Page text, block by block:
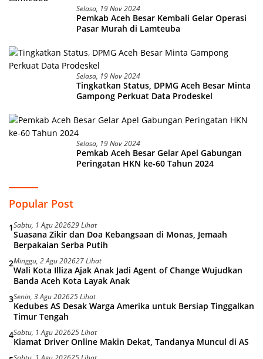
Selasa, 19 Nov 2024
Pemkab Aceh Besar Kembali Gelar Operasi
Pasar Murah di Lamteuba
Selasa, 19 Nov 2024
Tingkatkan Status, DPMG Aceh Besar Minta
Gampong Perkuat Data Prodeskel
Selasa, 19 Nov 2024
Pemkab Aceh Besar Gelar Apel Gabungan
Peringatan HKN ke-60 Tahun 2024
Popular Post
1Sabtu, 1 Agu 202629 Lihat
Suasana Zikir dan Doa Kebangsaan di Monas, Jemaah
Berpakaian Serba Putih
2Minggu, 2 Agu 202627 Lihat
Wali Kota Illiza Ajak Anak Jadi Agent of Change Wujudkan
Banda Aceh Kota Layak Anak
3Senin, 3 Agu 202625 Lihat
Kedubes AS Desak Warga Amerika untuk Bersiap Tinggalkan
Timur Tengah
4Sabtu, 1 Agu 202625 Lihat
Kiamat Driver Online Makin Dekat, Tandanya Muncul di AS